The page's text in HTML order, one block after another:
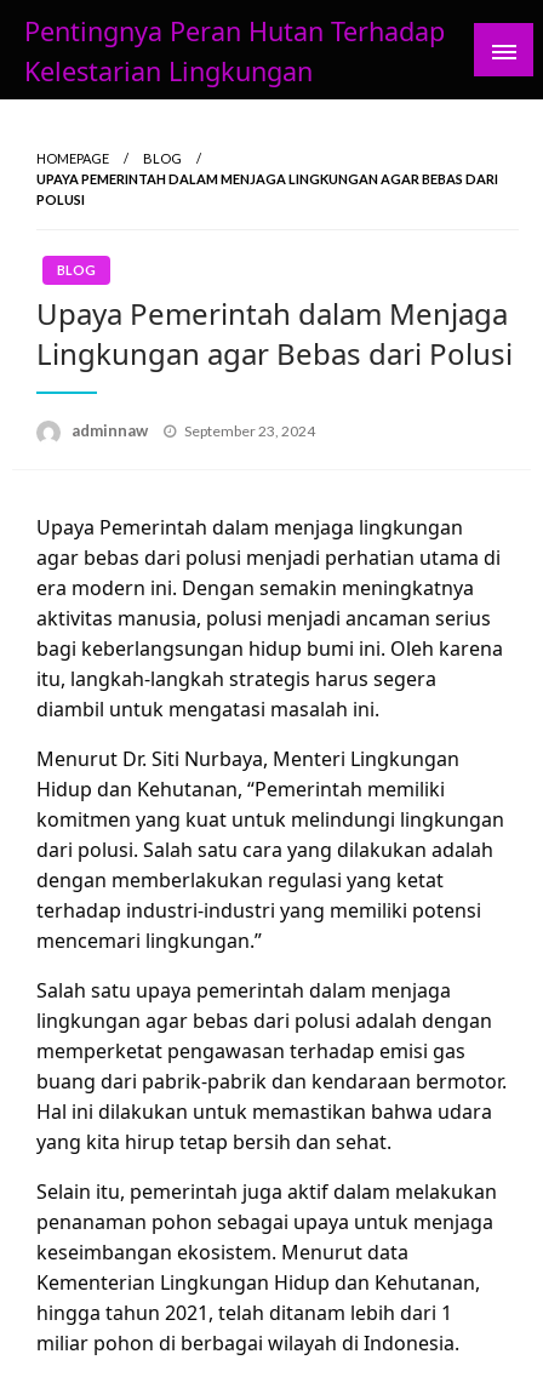
content
Pentingnya Peran Hutan Terhadap
Kelestarian Lingkungan
HOMEPAGE
BLOG
UPAYA PEMERINTAH DALAM MENJAGA LINGKUNGAN AGAR BEBAS DARI
POLUSI
BLOG
Upaya Pemerintah dalam Menjaga
Lingkungan agar Bebas dari Polusi
adminnaw
Posted
September 23, 2024
Upaya Pemerintah dalam menjaga lingkungan
agar bebas dari polusi menjadi perhatian utama di
era modern ini. Dengan semakin meningkatnya
aktivitas manusia, polusi menjadi ancaman serius
bagi keberlangsungan hidup bumi ini. Oleh karena
itu, langkah-langkah strategis harus segera
diambil untuk mengatasi masalah ini.
Menurut Dr. Siti Nurbaya, Menteri Lingkungan
Hidup dan Kehutanan, “Pemerintah memiliki
komitmen yang kuat untuk melindungi lingkungan
dari polusi. Salah satu cara yang dilakukan adalah
dengan memberlakukan regulasi yang ketat
terhadap industri-industri yang memiliki potensi
mencemari lingkungan.”
Salah satu upaya pemerintah dalam menjaga
lingkungan agar bebas dari polusi adalah dengan
memperketat pengawasan terhadap emisi gas
buang dari pabrik-pabrik dan kendaraan bermotor.
Hal ini dilakukan untuk memastikan bahwa udara
yang kita hirup tetap bersih dan sehat.
Selain itu, pemerintah juga aktif dalam melakukan
penanaman pohon sebagai upaya untuk menjaga
keseimbangan ekosistem. Menurut data
Kementerian Lingkungan Hidup dan Kehutanan,
hingga tahun 2021, telah ditanam lebih dari 1
miliar pohon di berbagai wilayah di Indonesia.